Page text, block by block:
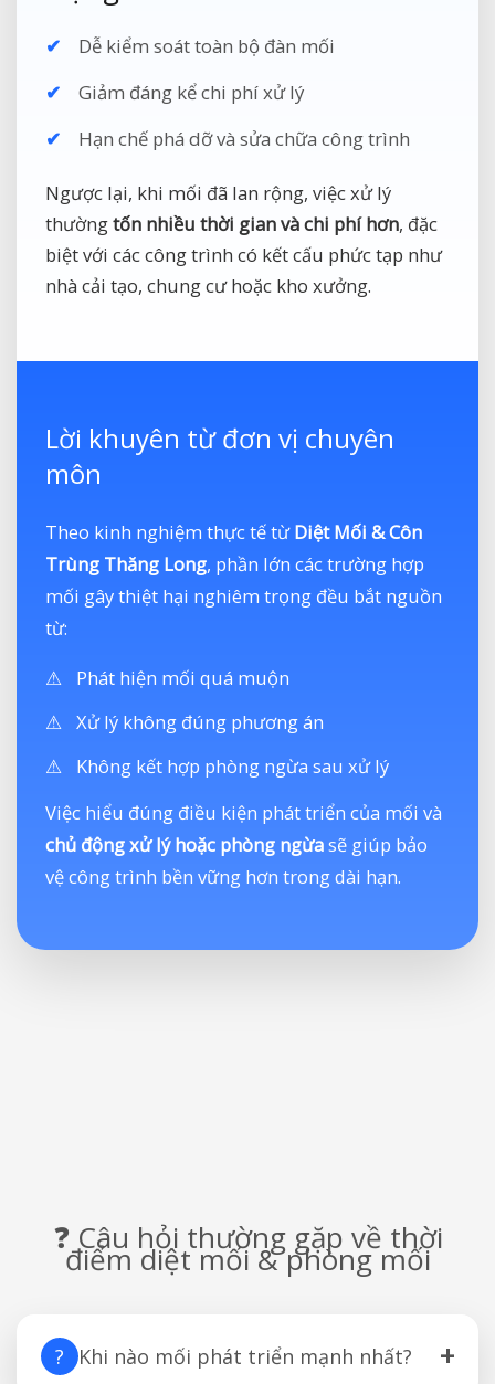
Dễ kiểm soát toàn bộ đàn mối
Giảm đáng kể chi phí xử lý
Hạn chế phá dỡ và sửa chữa công trình
Ngược lại, khi mối đã lan rộng, việc xử lý
thườngtốn nhiều thời gian và chi phí hơn, đặc
biệt với các công trình có kết cấu phức tạp như
nhà cải tạo, chung cư hoặc kho xưởng.
Lời khuyên từ đơn vị chuyên
môn
Theo kinh nghiệm thực tế từDiệt Mối & Côn
Trùng Thăng Long, phần lớn các trường hợp
mối gây thiệt hại nghiêm trọng đều bắt nguồn
từ:
Phát hiện mối quá muộn
Xử lý không đúng phương án
Không kết hợp phòng ngừa sau xử lý
Việc hiểu đúng điều kiện phát triển của mối và
chủ động xử lý hoặc phòng ngừasẽ giúp bảo
vệ công trình bền vững hơn trong dài hạn.
❓ Câu hỏi thường gặp về thời
điểm diệt mối & phòng mối
? Khi nào mối phát triển mạnh nhất? +